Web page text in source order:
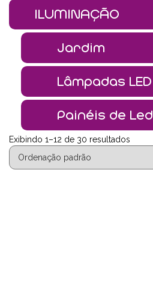
ILUMINAÇÃO
Jardim
Lâmpadas LED
Painéis de Led
Exibindo 1–12 de 30 resultados